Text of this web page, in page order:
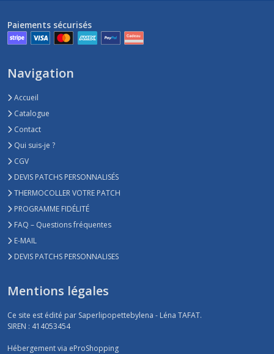
Paiements sécurisés
Navigation
Accueil
Catalogue
Contact
Qui suis-je ?
CGV
DEVIS PATCHS PERSONNALISÉS
THERMOCOLLER VOTRE PATCH
PROGRAMME FIDÉLITÉ
FAQ – Questions fréquentes
E-MAIL
DEVIS PATCHS PERSONNALISES
Mentions légales
Ce site est édité par Saperlipopettebylena - Léna TAFAT.
SIREN : 414053454
Hébergement via eProShopping